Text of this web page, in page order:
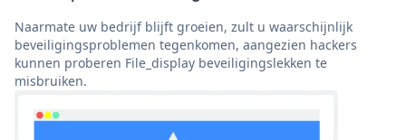
Naarmate uw bedrijf blijft groeien, zult u waarschijnlijk
beveiligingsproblemen tegenkomen, aangezien hackers
kunnen proberen File_display beveiligingslekken te
misbruiken.